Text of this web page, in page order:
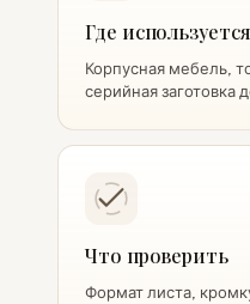
Где используется
Корпусная мебель,
серийная заготовка
Что проверить
Формат листа,